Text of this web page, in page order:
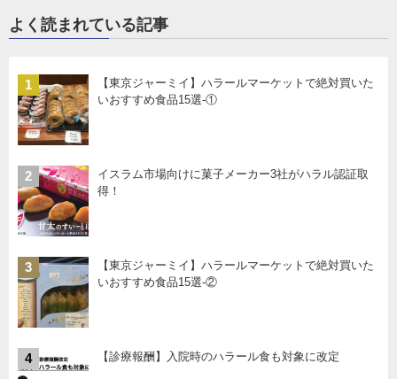
よく読まれている記事
1
【東京ジャーミイ】ハラールマーケットで絶対買いた
いおすすめ食品15選-①
2
イスラム市場向けに菓子メーカー3社がハラル認証取
得！
3
【東京ジャーミイ】ハラールマーケットで絶対買いた
いおすすめ食品15選-②
4 【診療報酬】入院時のハラール食も対象に改定